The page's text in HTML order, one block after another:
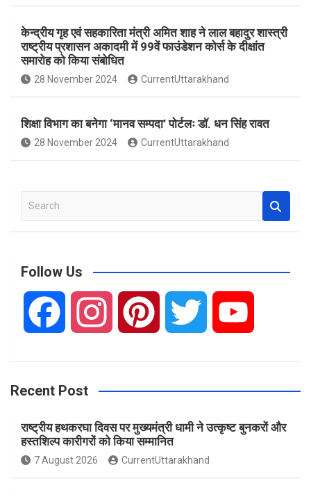
केन्द्रीय गृह एवं सहकारिता मंत्री अमित शाह ने लाल बहादुर शास्त्री
राष्ट्रीय प्रशासन अकादमी में 99वें फाउंडेशन कोर्स के दीक्षांत
समारोह को किया संबोधित
28 November 2024 CurrentUttarakhand
शिक्षा विभाग का बनेगा ‘मानव सम्पदा’ पोर्टलः डॉ. धन सिंह रावत
28 November 2024 CurrentUttarakhand
a
c
Follow Us
c
e
b
s
t
a
n
t
e
i
t
u
u
Recent Post
राष्ट्रीय हथकरघा दिवस पर मुख्यमंत्री धामी ने उत्कृष्ट बुनकरों और
हस्तशिल्प कारीगरों को किया सम्मानित
7 August 2026 CurrentUttarakhand